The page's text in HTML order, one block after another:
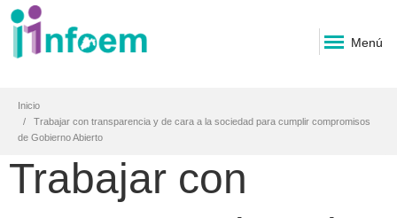
Menú
Inicio
Trabajar con transparencia y de cara a la sociedad para cumplir compromisos
de Gobierno Abierto
Trabajar con